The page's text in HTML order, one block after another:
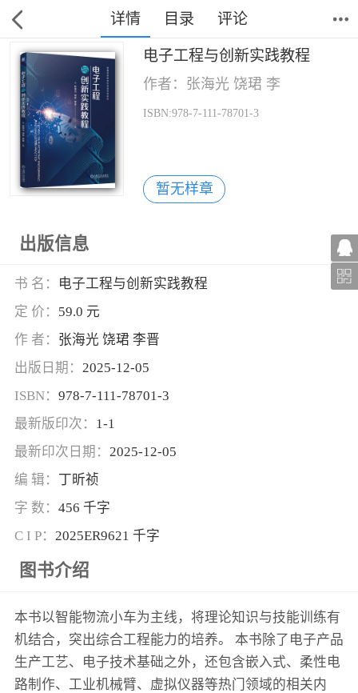
详情 目录 评论
电子工程与创新实践教程
作者：张海光 饶珺 李
ISBN:978-7-111-78701-3
暂无样章
出版信息
书 名：
电子工程与创新实践教程
定 价： 59.0 元
作 者： 张海光 饶珺 李晋
出版日期： 2025-12-05
ISBN： 978-7-111-78701-3
最新版印次： 1-1
最新印次日期： 2025-12-05
编 辑： 丁昕祯
字 数： 456 千字
C I P： 2025ER9621 千字
图书介绍
本书以智能物流小车为主线，将理论知识与技能训练有
机结合，突出综合工程能力的培养。 本书除了电子产品
生产工艺、电子技术基础之外，还包含嵌入式、柔性电
路制作、工业机械臂、虚拟仪器等热门领域的相关内